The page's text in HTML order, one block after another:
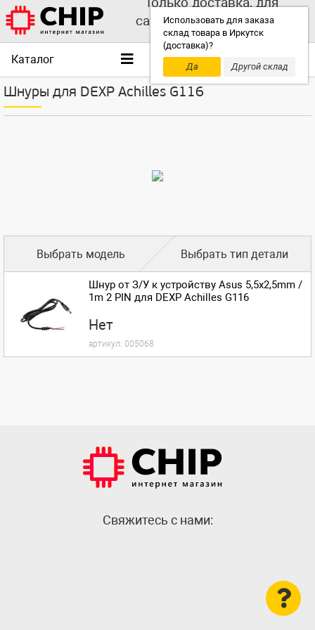
Использовать для заказа
склад товара в Иркутск
(доставка)?
Да
Другой склад
самовывоза выбирайте
другой склад!
Каталог
Шнуры для DEXP Achilles G116
Выбрать модель Выбрать тип детали
Шнур от З/У к устройству Asus 5,5x2,5mm /
1m 2 PIN для DEXP Achilles G116
Нет
артикул: 005068
Cвяжитесь с нами: